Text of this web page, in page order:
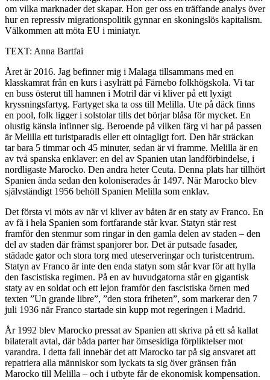
om vilka marknader det skapar. Hon ger oss en träffande analys över
hur en repressiv migrationspolitik gynnar en skoningslös kapitalism.
Välkommen att möta EU i miniatyr.
TEXT: Anna Bartfai
Året är 2016. Jag befinner mig i Malaga tillsammans med en
klasskamrat från en kurs i asylrätt på Färnebo folkhögskola. Vi tar
en buss österut till hamnen i Motril där vi kliver på ett lyxigt
kryssningsfartyg. Fartyget ska ta oss till Melilla. Ute på däck finns
en pool, folk ligger i solstolar tills det börjar blåsa för mycket. En
olustig känsla infinner sig. Beroende på vilken färg vi har på passen
är Melilla ett turistparadis eller ett ointagligt fort. Den här sträckan
tar bara 5 timmar och 45 minuter, sedan är vi framme. Melilla är en
av två spanska enklaver: en del av Spanien utan landförbindelse, i
nordligaste Marocko. Den andra heter Ceuta. Denna plats har tillhört
Spanien ända sedan den koloniserades år 1497. När Marocko blev
självständigt 1956 behöll Spanien Melilla som enklav.
Det första vi möts av när vi kliver av båten är en staty av Franco. En
av få i hela Spanien som fortfarande står kvar. Statyn står rest
framför den stenmur som ringar in den gamla delen av staden – den
del av staden där främst spanjorer bor. Det är putsade fasader,
städade gator och stora torg med uteserveringar och turistcentrum.
Statyn av Franco är inte den enda statyn som står kvar för att hylla
den fascistiska regimen. På en av huvudgatorna står en gigantisk
staty av en soldat och ett lejon framför den fascistiska örnen med
texten ”Un grande libre”, ”den stora friheten”, som markerar den 7
juli 1936 när Franco startade sin kupp mot regeringen i Madrid.
År 1992 blev Marocko pressat av Spanien att skriva på ett så kallat
bilateralt avtal, där båda parter har ömsesidiga förpliktelser mot
varandra. I detta fall innebär det att Marocko tar på sig ansvaret att
repatriera alla människor som lyckats ta sig över gränsen från
Marocko till Melilla – och i utbyte får de ekonomisk kompensation.